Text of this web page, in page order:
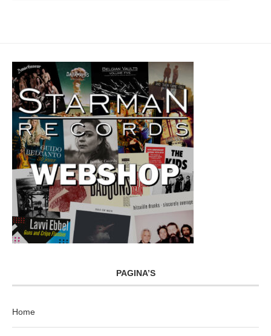
PAGINA’S
Home